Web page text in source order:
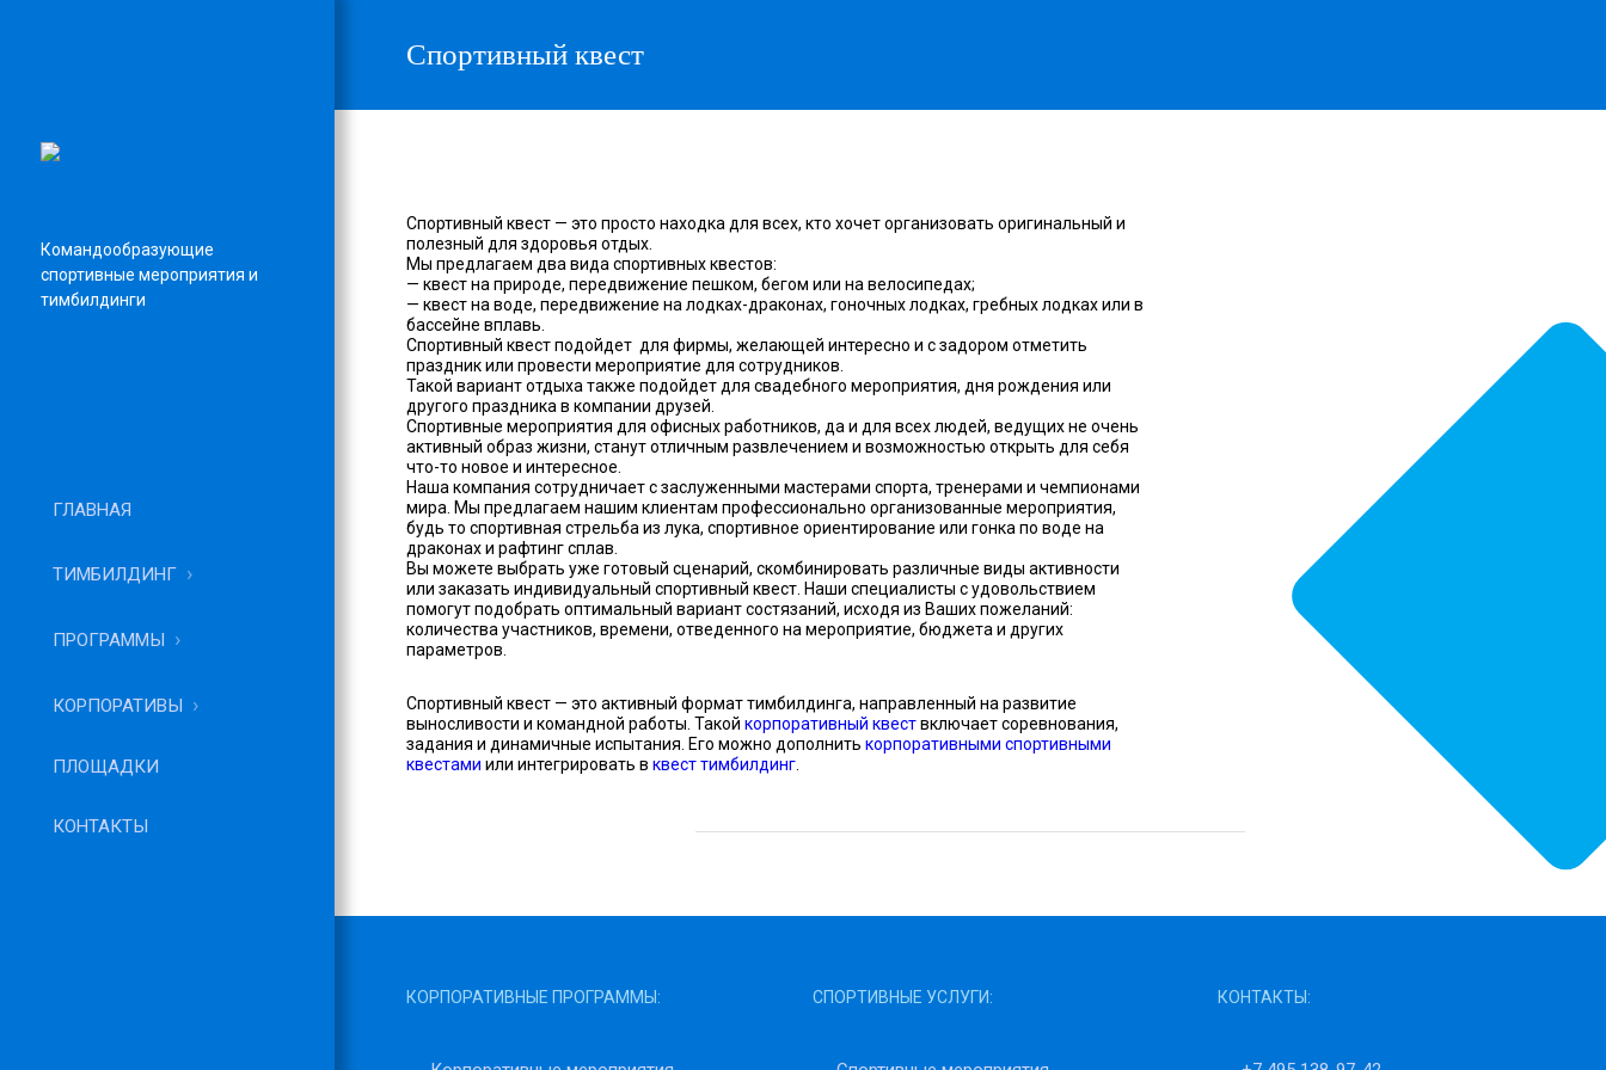
Командообразующие
спортивные мероприятия и
тимбилдинги
ГЛАВНАЯ
ТИМБИЛДИНГ
ПРОГРАММЫ
КОРПОРАТИВЫ
ПЛОЩАДКИ
КОНТАКТЫ
Спортивный квест
Спортивный квест — это просто находка для всех, кто хочет организовать оригинальный и
полезный для здоровья отдых.
Мы предлагаем два вида спортивных квестов:
— квест на природе, передвижение пешком, бегом или на велосипедах;
— квест на воде, передвижение на лодках-драконах, гоночных лодках, гребных лодках или в
бассейне вплавь.
Спортивный квестподойдет для фирмы, желающей интересно и с задором отметить
праздник или провести мероприятие для сотрудников.
Такой вариант отдыха также подойдет для свадебного мероприятия, дня рождения или
другого праздника в компании друзей.
Спортивные мероприятия для офисных работников, да и для всех людей, ведущих не очень
активный образ жизни, станут отличным развлечением и возможностью открыть для себя
что-то новое и интересное.
Наша компания сотрудничает с заслуженными мастерами спорта, тренерами и чемпионами
мира. Мы предлагаем нашим клиентам профессионально организованные мероприятия,
будь то спортивная стрельба из лука, спортивное ориентирование или гонка по воде на
драконах и рафтинг сплав.
Вы можете выбрать уже готовый сценарий, скомбинировать различные виды активности
или заказать индивидуальныйспортивный квест . Наши специалисты с удовольствием
помогут подобрать оптимальный вариант состязаний, исходя из Ваших пожеланий:
количества участников, времени, отведенного на мероприятие, бюджета и других
параметров.
Спортивный квест — это активный формат тимбилдинга, направленный на развитие
выносливости и командной работы. Такойкорпоративный квествключает соревнования,
задания и динамичные испытания. Его можно дополнитькорпоративными спортивными
квестами или интегрировать вквест тимбилдинг
КОРПОРАТИВНЫЕ ПРОГРАММЫ: СПОРТИВНЫЕ УСЛУГИ: КОНТАКТЫ: